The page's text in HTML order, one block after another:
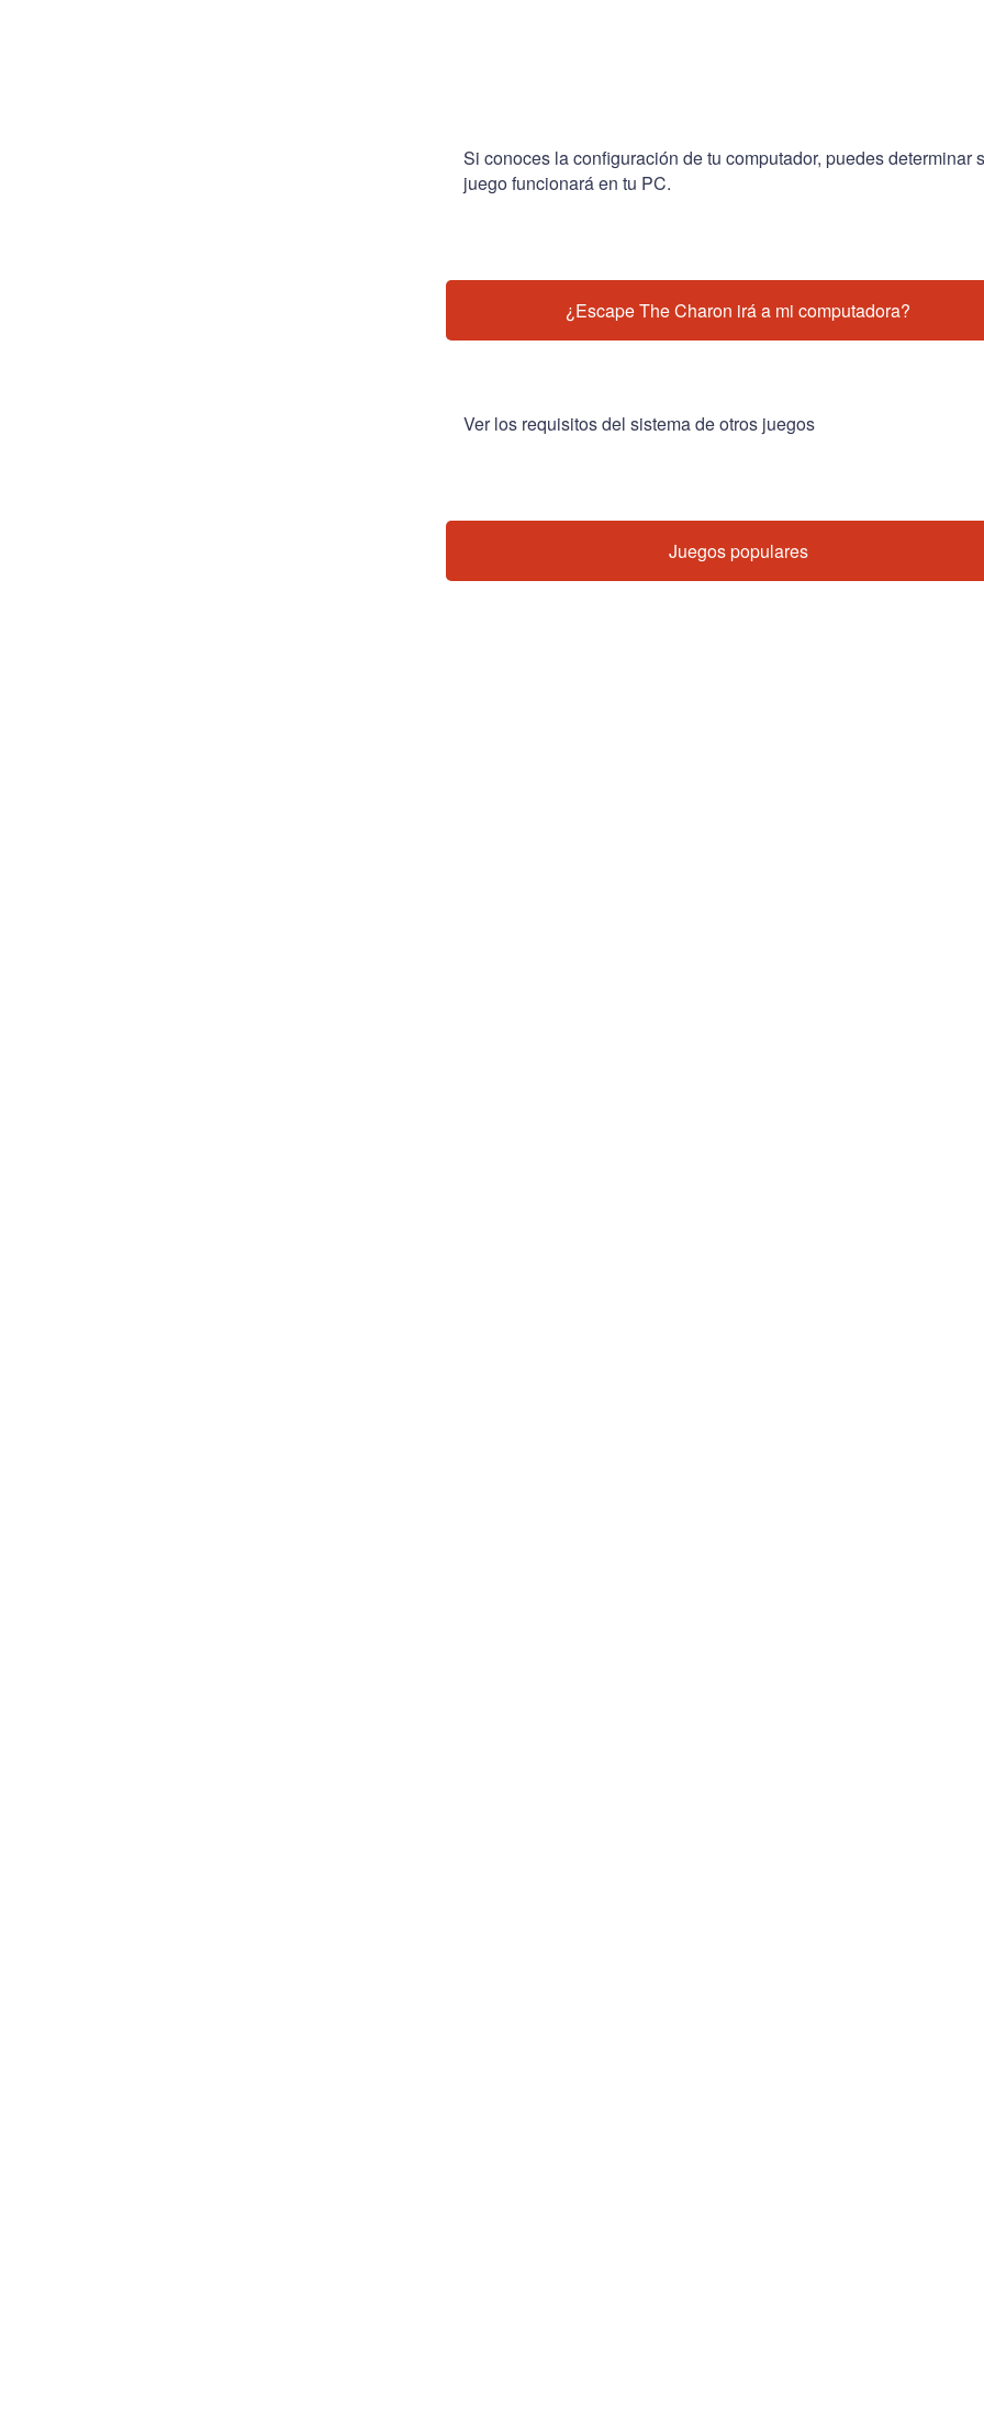
Si conoces la configuración de tu computador, puedes determinar
juego funcionará en tu PC.
¿Escape The Charon irá a mi computadora?
Ver los requisitos del sistema de otros juegos
Juegos populares